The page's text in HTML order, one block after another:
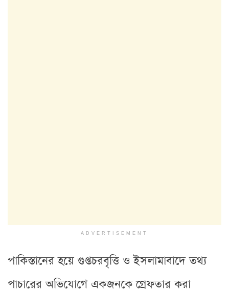
ADVERTISEMENT
পাকিস্তানের হয়ে গুপ্তচরবৃত্তি ও ইসলামাবাদে তথ্য
পাচারের অভিযোগে একজনকে গ্রেফতার করা